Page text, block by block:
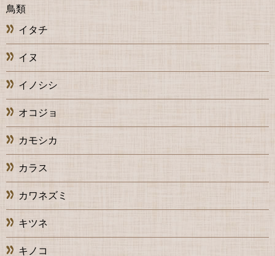
鳥類
イタチ
イヌ
イノシシ
オコジョ
カモシカ
カラス
カワネズミ
キツネ
キノコ